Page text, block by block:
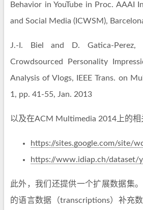
Behavior in YouTube in Proc. AAAI
and Social Media (ICWSM),
J.-I. Biel and D. Gatica-Perez,
Crowdsourced Personality
Analysis of Vlogs, IEEE Trans. on
1, pp. 41-55, Jan. 2013
以及在ACM Multimedia 2014上的相
https://sites.google.com/site/
https://www.idiap.ch/dataset/
此外，我们还提供一个扩展数据集
的语言数据（transcriptions）补充